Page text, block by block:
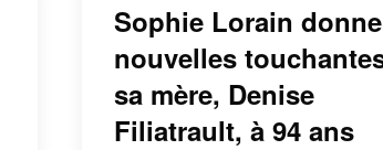
Sophie Lorain
nouvelles
sa mère, Denise
Filiatrault, à 94 ans